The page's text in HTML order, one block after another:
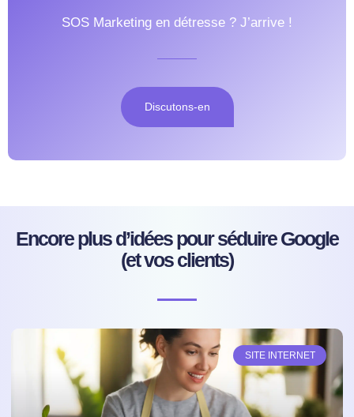
SOS Marketing en détresse ? J’arrive !
Discutons-en
Encore plus d’idées pour séduire Google
(et vos clients)
SITE INTERNET